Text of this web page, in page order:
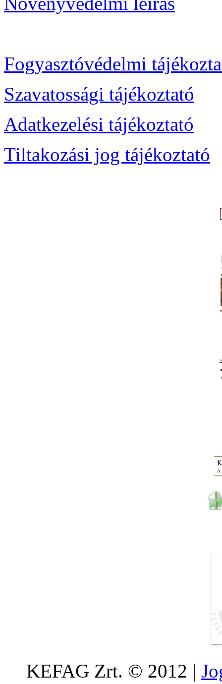
Fogyasztóvédelmi
Szavatossági tájékoztató
Adatkezelési tájékoztató
Tiltakozási jog tájékoztató
KEFAG Zrt. © 2012 |